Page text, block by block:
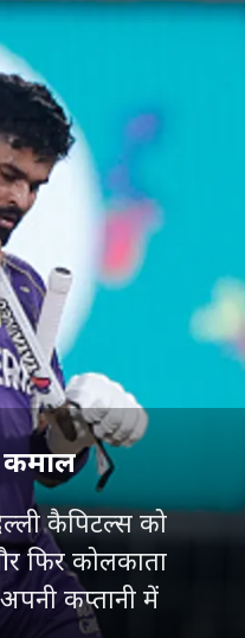
कैपिटल्स को
फिर कोलकाता
कप्‍तानी में
कमाल